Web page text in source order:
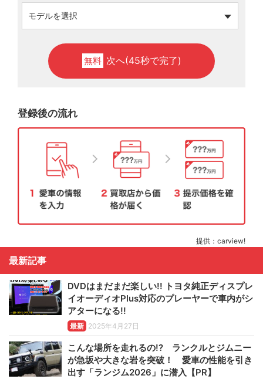
無料 次へ(45秒で完了)
登録後の流れ
提供：carview!
最新記事
DVDはまだまだ楽しい!! トヨタ純正ディスプレ
イオーディオPlus対応のプレーヤーで車内がシ
アターになる!!
最新 2025年4月27日
こんな場所を走れるの!? ランクルとジムニー
が急坂や大きな岩を突破！ 愛車の性能を引き
出す「ランジム2026」に潜入【PR】